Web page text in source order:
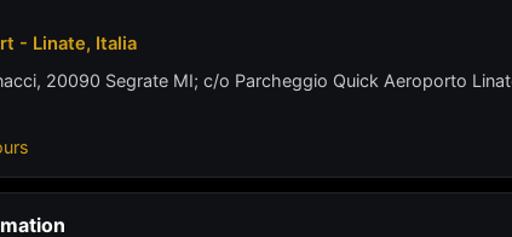
- Linate, Italia
20090 Segrate MI; c/o Parcheggio Quick Aeroporto